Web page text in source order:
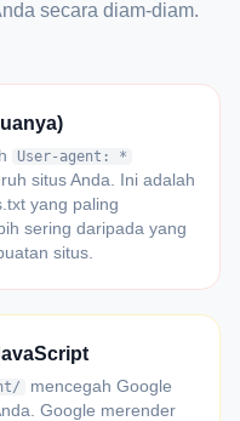
secara diam-diam.
User-agent: *
situs Anda. Ini adalah
yang paling
sering daripada yang
situs.
mencegah Google
Google merender